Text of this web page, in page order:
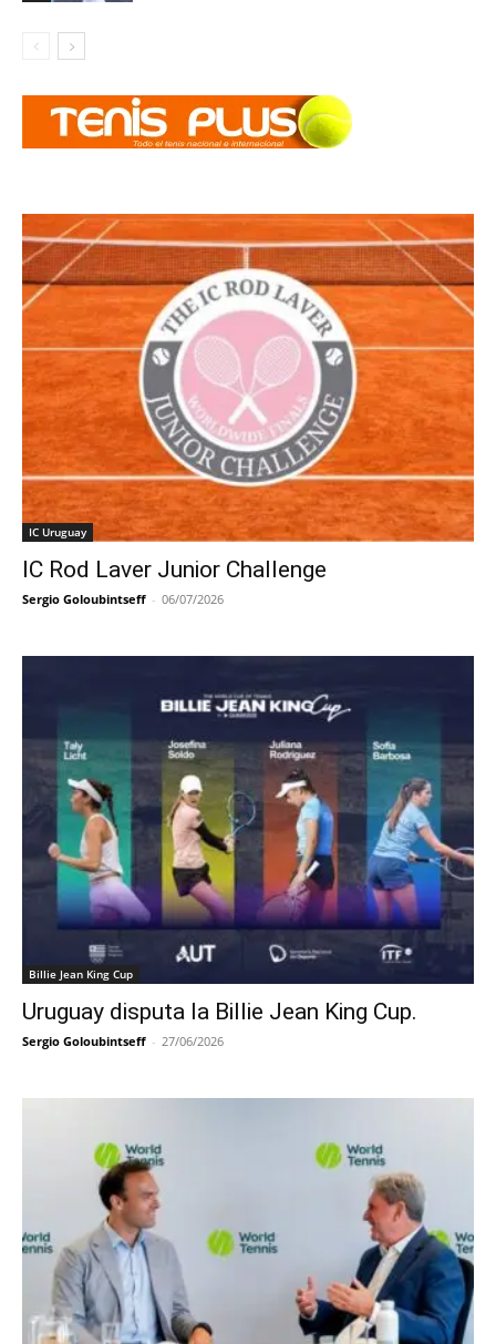
IC Uruguay
IC Rod Laver Junior Challenge
Sergio Goloubintseff - 06/07/2026
Billie Jean King Cup
Uruguay disputa la Billie Jean King Cup.
Sergio Goloubintseff - 27/06/2026